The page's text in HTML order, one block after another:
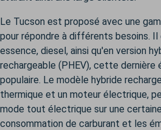
Le Tucson est proposé avec une
pour répondre à différents besoins. Il
essence, diesel, ainsi qu'en version
rechargeable (PHEV), cette
populaire. Le modèle hybride
thermique et un moteur électrique,
mode tout électrique sur une
consommation de carburant et les